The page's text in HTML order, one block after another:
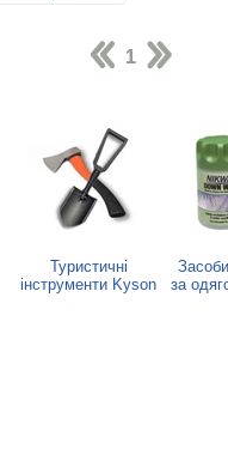
1
Туристичні
інструменти Kyson
за